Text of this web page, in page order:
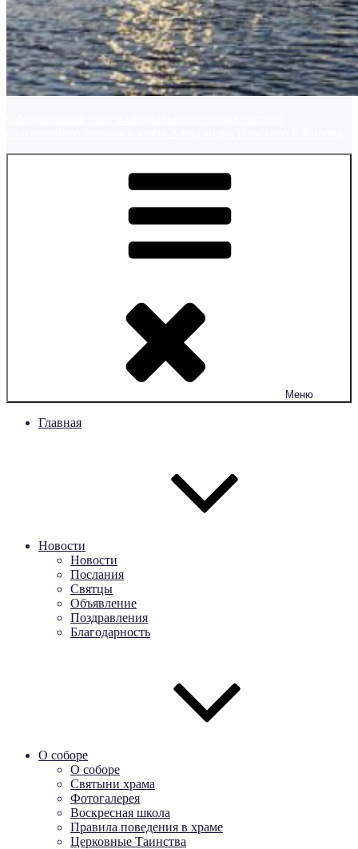
Меню
Главная
Новости
Новости
Послания
Святцы
Объявление
Поздравления
Благодарность
О соборе
О соборе
Святыни храма
Фотогалерея
Воскресная школа
Правила поведения в храме
Церковные Таинства